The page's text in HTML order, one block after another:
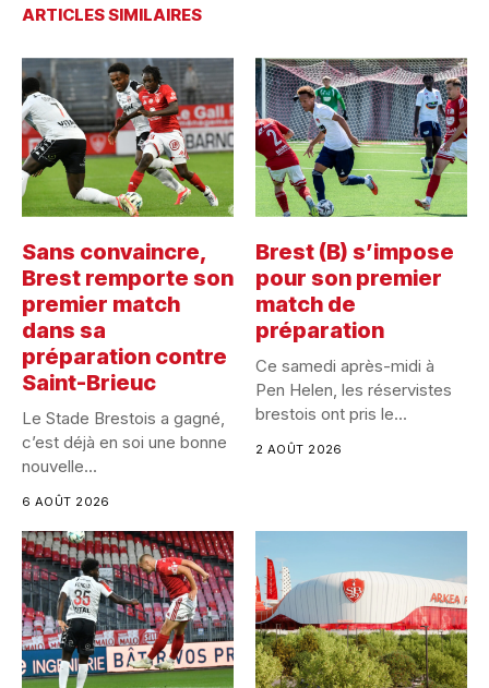
ARTICLES SIMILAIRES
Sans convaincre,
Brest remporte son
premier match
dans sa
préparation contre
Saint-Brieuc
Le Stade Brestois a gagné,
c’est déjà en soi une bonne
nouvelle...
6 AOÛT 2026
Brest (B) s’impose
pour son premier
match de
préparation
Ce samedi après-midi à
Pen Helen, les réservistes
brestois ont pris le...
2 AOÛT 2026